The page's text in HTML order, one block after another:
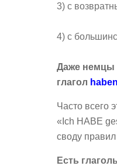
3) с
4) с
Даже немцы
глагол haben
Часто всего
«Ich HABE
своду
Есть